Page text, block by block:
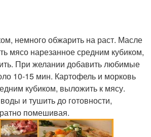
немного обжарить на раст. Масле
мясо нарезанное средним кубиком,
При желании добавить любимые
10-15 мин. Картофель и морковь
кубиком, выложить к мясу.
и тушить до готовности,
помешивая.